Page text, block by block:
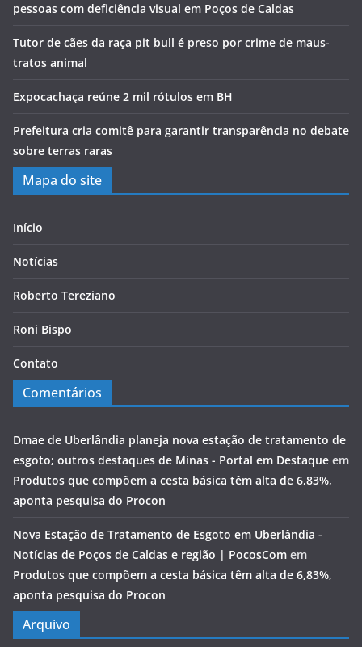
pessoas com deficiência visual em Poços de Caldas
Tutor de cães da raça pit bull é preso por crime de maus-
tratos animal
Expocachaça reúne 2 mil rótulos em BH
Prefeitura cria comitê para garantir transparência no debate
sobre terras raras
Mapa do site
Início
Notícias
Roberto Tereziano
Roni Bispo
Contato
Comentários
Dmae de Uberlândia planeja nova estação de tratamento de
esgoto; outros destaques de Minas - Portal em Destaque em
Produtos que compõem a cesta básica têm alta de 6,83%,
aponta pesquisa do Procon
Nova Estação de Tratamento de Esgoto em Uberlândia -
Notícias de Poços de Caldas e região | PocosCom em
Produtos que compõem a cesta básica têm alta de 6,83%,
aponta pesquisa do Procon
Arquivo